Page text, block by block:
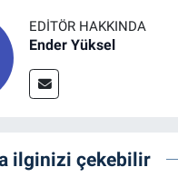
EDITÖR HAKKINDA
Ender Yüksel
ilginizi çekebilir